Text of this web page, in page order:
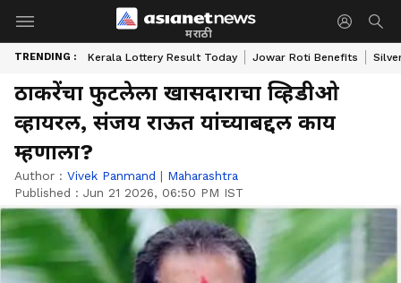
मराठी
TRENDING : Kerala Lottery Result Today Jowar Roti Benefits
ठाकरेंचा फुटलेला खासदाराचा व्हिडीओ
व्हायरल, संजय राऊत यांच्याबद्दल काय
म्हणाला?
Author : Vivek Panmand | Maharashtra
Published : Jun 21 2026, 06:50 PM IST